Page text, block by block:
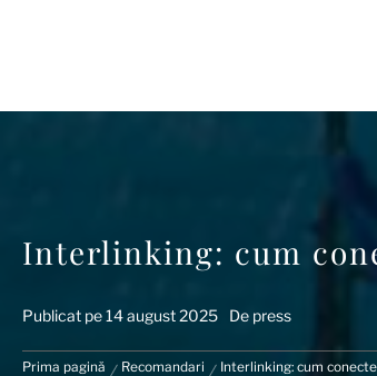
Interlinking: cum
Publicat pe14 august 2025 De press
Prima pagină Recomandari Interlinking: cum